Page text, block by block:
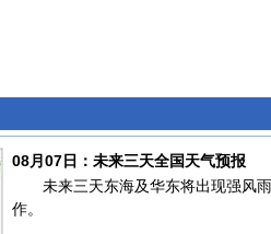
08月07日：未来三天全国天气预报
未来三天东海及华东将出现强风
作。